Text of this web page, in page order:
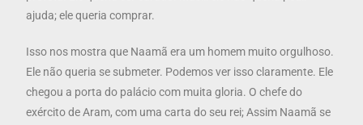
ajuda; ele queria comprar.
Isso nos mostra que Naamã era um homem muito orgulhoso.
Ele não queria se submeter. Podemos ver isso claramente. Ele
chegou a porta do palácio com muita gloria. O chefe do
exército de Aram, com uma carta do seu rei; Assim Naamã se